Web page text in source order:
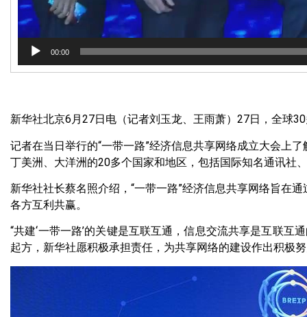
00:00
新华社北京6月27日电（记者刘玉龙、王雨萧）27日，全球
记者在当日举行的“一带一路”经济信息共享网络成立大会上
丁美洲、大洋洲的20多个国家和地区，包括国际知名通讯社
新华社社长蔡名照介绍，“一带一路”经济信息共享网络旨在
各方互利共赢。
“共建‘一带一路’的关键是互联互通，信息交流共享是互联
起方，新华社愿积极承担责任，为共享网络的建设作出积极